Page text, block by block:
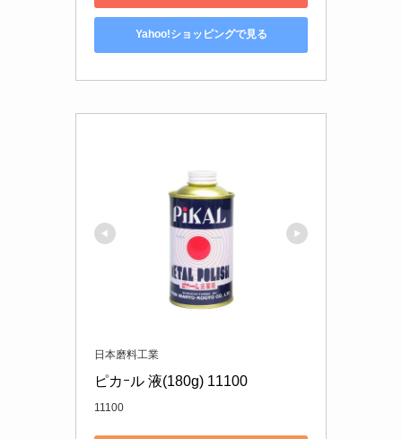
Yahoo!ショッピングで見る
日本磨料工業
ピカｰル 液(180g) 11100
11100